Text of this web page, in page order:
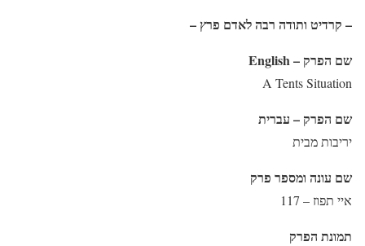
– קרדיט ותודה רבה לאדם פרץ –
שם הפרק – English
A Tents Situation
שם הפרק – עברית
יריבות מבית
שם עונה ומספר פרק
איי תפוז – 117
תמונת הפרק